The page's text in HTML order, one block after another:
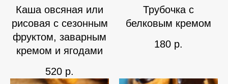
Каша овсяная или
рисовая с сезонным
фруктом, заварным
кремом и ягодами
520 р.
Трубочка с
белковым кремом
180 р.